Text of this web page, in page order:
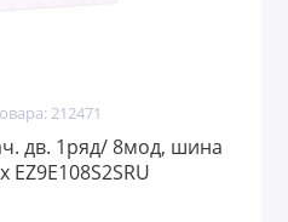
для пайки
212471
дв. 1ряд/ 8мод, шина